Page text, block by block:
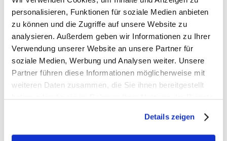
personalisieren, Funktionen für soziale Medien anbieten
zu können und die Zugriffe auf unsere Website zu
analysieren. Außerdem geben wir Informationen zu Ihrer
Verwendung unserer Website an unsere Partner für
soziale Medien, Werbung und Analysen weiter. Unsere
Partner führen diese Informationen möglicherweise mit
weiteren Daten zusammen, die Sie ihnen bereitgestellt
Details zeigen
- Flexible Fronttasche ideal für kleinere Dinge wie
Taschentücher.
- Auf Wunsch zeigt der Kleine Freund seine Zunge und
verrät den Namen seines besten Freundes
- Klettpunkten zum Befestigen
- Stabile Tragegriff für einfaches Aufhängen
- Eine Schatztasche mit Reisverschluss am Fuß ist der
ideale Ort für kleine Fundstücke
Brustgurt für einen bequemen und sicheren Sitz
Sichtbarkeit im Dunkeln